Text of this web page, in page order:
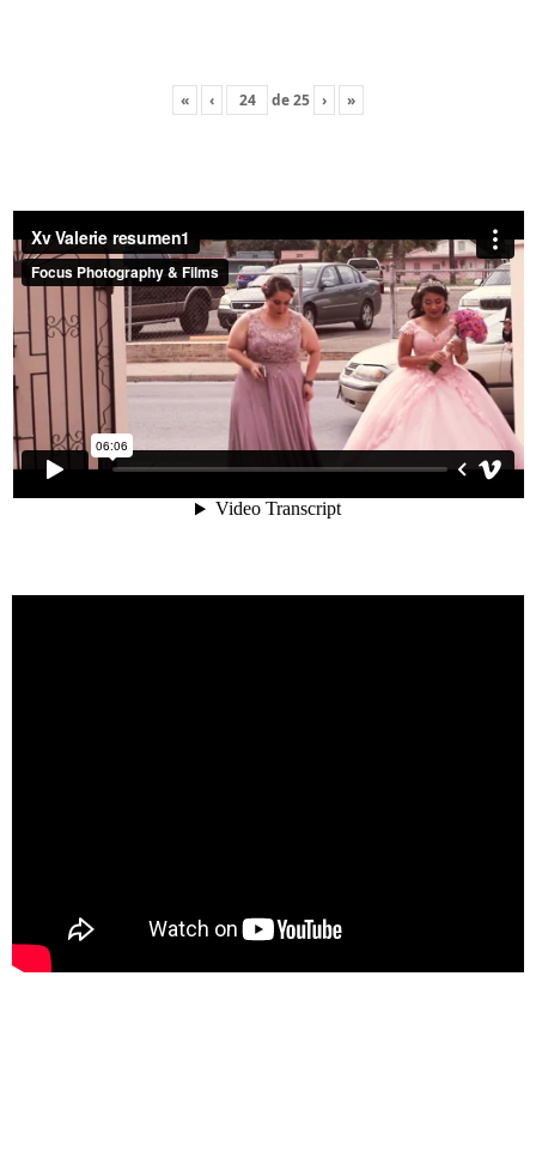
« ‹ de25 › »